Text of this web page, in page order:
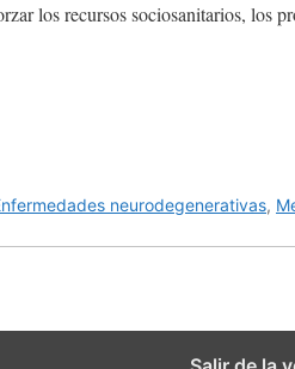
los recursos sociosanitarios, los
neurodegenerativas,